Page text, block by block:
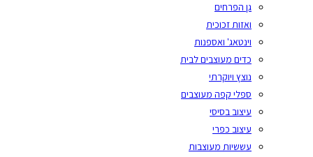
גן הפרחים
ואזות זכוכית
וינטאג' ואספנות
כדים מעוצבים לבית
נוצץ ויוקרתי
ספלי קפה מעוצבים
עיצוב בסיסי
עיצוב כפרי
עששיות מעוצבות